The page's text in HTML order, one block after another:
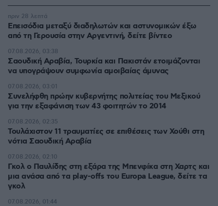
Επεισόδια μεταξύ διαδηλωτών και αστυνομικών έξω
από τη Γερουσία στην Αργεντινή, δείτε βίντεο
πριν 28 λεπτά
Σαουδική Αραβία, Τουρκία και Πακιστάν ετοιμάζονται
να υπογράψουν συμφωνία αμοιβαίας άμυνας
07.08.2026, 03:38
Συνελήφθη πρώην κυβερνήτης πολιτείας του Μεξικού
για την εξαφάνιση των 43 φοιτητών το 2014
07.08.2026, 03:01
Τουλάχιστον 11 τραυματίες σε επιθέσεις των Χούθι στη
νότια Σαουδική Αραβία
07.08.2026, 02:35
Γκολ ο Παυλίδης στη εξάρα της Μπενφίκα στη Χαρτς και
μια ανάσα από τα play-offs του Europa League, δείτε τα
γκολ
07.08.2026, 02:10
07.08.2026, 01:44